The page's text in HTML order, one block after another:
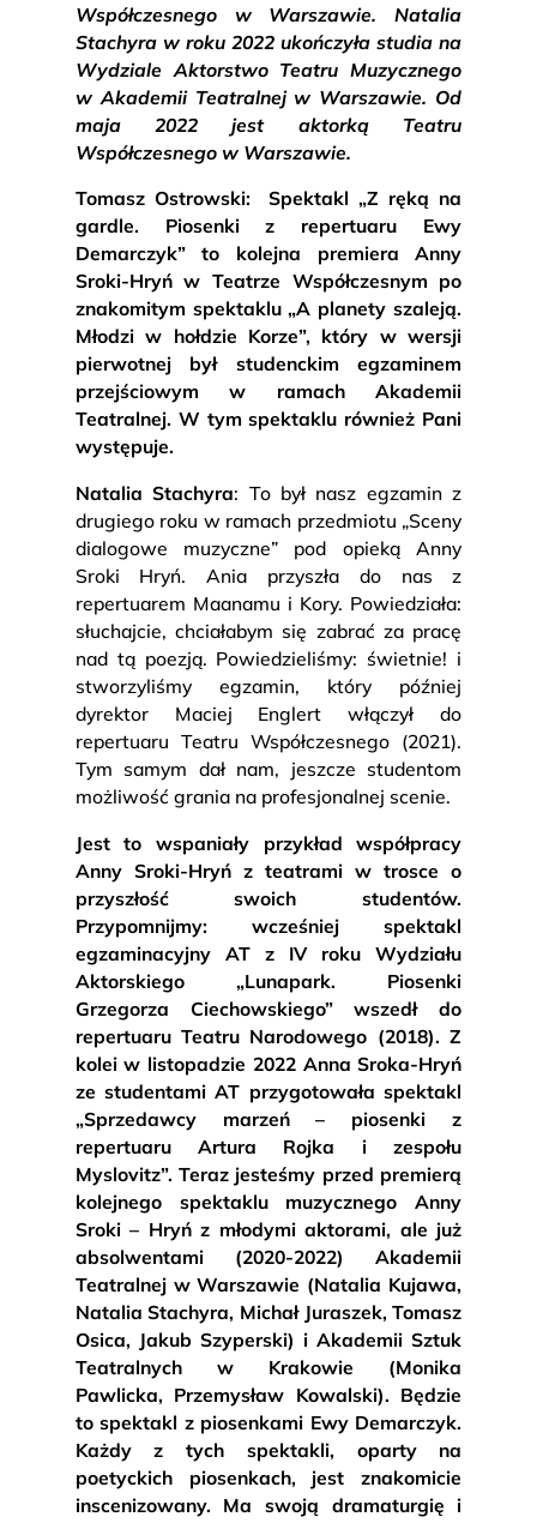
Współczesnego w Warszawie. Natalia
Stachyra w roku 2022 ukończyła studia na
Wydziale Aktorstwo Teatru Muzycznego
w Akademii Teatralnej w Warszawie. Od
maja 2022 jest aktorką Teatru
Współczesnego w Warszawie.
Tomasz Ostrowski: Spektakl „Z ręką na
gardle. Piosenki z repertuaru Ewy
Demarczyk” to kolejna premiera Anny
Sroki-Hryń w Teatrze Współczesnym po
znakomitym spektaklu „A planety szaleją.
Młodzi w hołdzie Korze”, który w wersji
pierwotnej był studenckim egzaminem
przejściowym w ramach Akademii
Teatralnej. W tym spektaklu również Pani
występuje.
Natalia Stachyra: To był nasz egzamin z
drugiego roku w ramach przedmiotu „Sceny
dialogowe muzyczne” pod opieką Anny
Sroki Hryń. Ania przyszła do nas z
repertuarem Maanamu i Kory. Powiedziała:
słuchajcie, chciałabym się zabrać za pracę
nad tą poezją. Powiedzieliśmy: świetnie! i
stworzyliśmy egzamin, który później
dyrektor Maciej Englert włączył do
repertuaru Teatru Współczesnego (2021).
Tym samym dał nam, jeszcze studentom
możliwość grania na profesjonalnej scenie.
Jest to wspaniały przykład współpracy
Anny Sroki-Hryń z teatrami w trosce o
przyszłość swoich studentów.
Przypomnijmy: wcześniej spektakl
egzaminacyjny AT z IV roku Wydziału
Aktorskiego „Lunapark. Piosenki
Grzegorza Ciechowskiego” wszedł do
repertuaru Teatru Narodowego (2018). Z
kolei w listopadzie 2022 Anna Sroka-Hryń
ze studentami AT przygotowała spektakl
„Sprzedawcy marzeń – piosenki z
repertuaru Artura Rojka i zespołu
Myslovitz”. Teraz jesteśmy przed premierą
kolejnego spektaklu muzycznego Anny
Sroki – Hryń z młodymi aktorami, ale już
absolwentami (2020-2022) Akademii
Teatralnej w Warszawie (Natalia Kujawa,
Natalia Stachyra, Michał Juraszek, Tomasz
Osica, Jakub Szyperski) i Akademii Sztuk
Teatralnych w Krakowie (Monika
Pawlicka, Przemysław Kowalski). Będzie
to spektakl z piosenkami Ewy Demarczyk.
Każdy z tych spektakli, oparty na
poetyckich piosenkach, jest znakomicie
inscenizowany. Ma swoją dramaturgię i